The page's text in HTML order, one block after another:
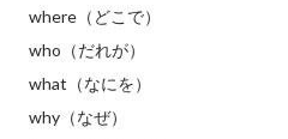
where（どこで）
who（だれが）
what（なにを）
why（なぜ）